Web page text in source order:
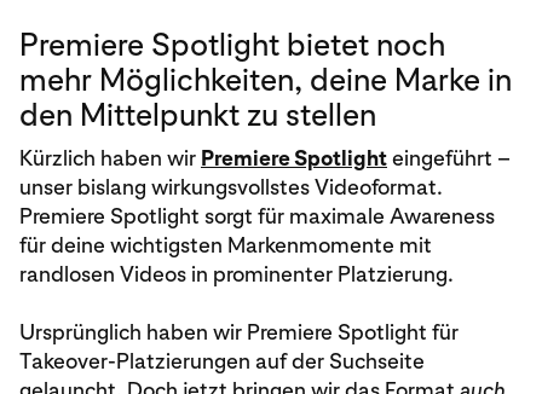
Premiere Spotlight bietet noch
mehr Möglichkeiten, deine Marke in
den Mittelpunkt zu stellen
Kürzlich haben wir Premiere Spotlighteingeführt –
unser bislang wirkungsvollstes Videoformat.
Premiere Spotlight sorgt für maximale Awareness
für deine wichtigsten Markenmomente mit
randlosen Videos in prominenter Platzierung.
Ursprünglich haben wir Premiere Spotlight für
Takeover-Platzierungen auf der Suchseite